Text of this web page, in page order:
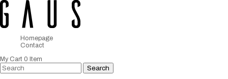
Homepage
Contact
My Cart 0 Item